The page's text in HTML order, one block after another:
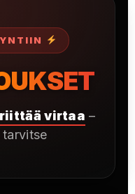
virtaa –